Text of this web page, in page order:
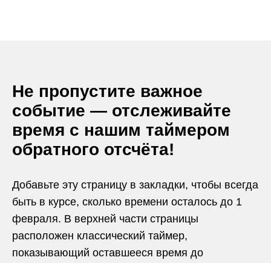
Не пропустите важное
событие — отслеживайте
время с нашим таймером
обратного отсчёта!
Добавьте эту страницу в закладки, чтобы всегда
быть в курсе, сколько времени осталось до 1
февраля. В верхней части страницы
расположен классический таймер,
показывающий оставшееся время до